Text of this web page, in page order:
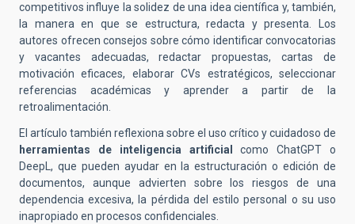
competitivos influye la solidez de una idea científica y, también,
la manera en que se estructura, redacta y presenta. Los
autores ofrecen consejos sobre cómo identificar convocatorias
y vacantes adecuadas, redactar propuestas, cartas de
motivación eficaces, elaborar CVs estratégicos, seleccionar
referencias académicas y aprender a partir de la
retroalimentación.
El artículo también reflexiona sobre el uso crítico y cuidadoso de
herramientas de inteligencia artificialcomo ChatGPT o
DeepL, que pueden ayudar en la estructuración o edición de
documentos, aunque advierten sobre los riesgos de una
dependencia excesiva, la pérdida del estilo personal o su uso
inapropiado en procesos confidenciales.